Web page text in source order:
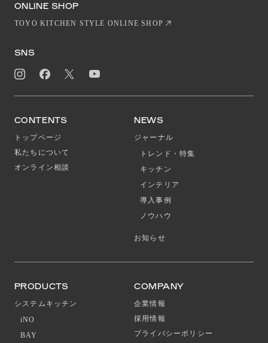
ONLINE SHOP
TOYO KITCHEN STYLE ONLINE SHOP
SNS
CONTENTS
トップページ
私たちについて
オンライン相談
NEWS
ジャーナル
トレンド・特集
キッチン
インテリア
導入事例
ノウハウ
お知らせ
PRODUCTS
システムキッチン
iNO
BAY
COMPANY
企業情報
採用情報
プライバシーポリシー